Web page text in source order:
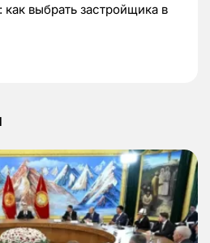
выбрать застройщика в